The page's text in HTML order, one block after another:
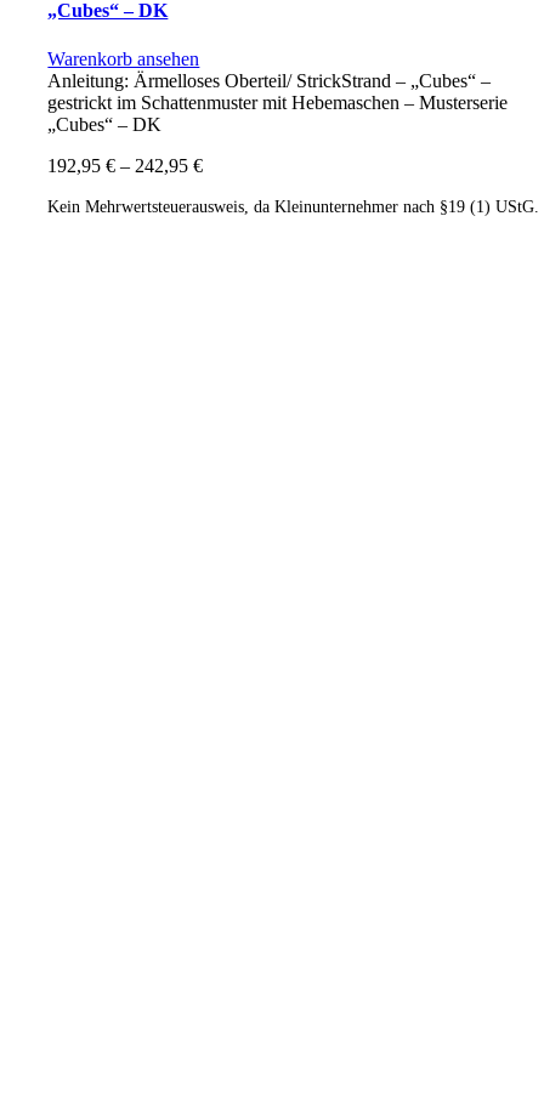
„Cubes“ – DK
Warenkorb ansehen
Anleitung: Ärmelloses Oberteil/ StrickStrand – „Cubes“ –
gestrickt im Schattenmuster mit Hebemaschen – Musterserie
„Cubes“ – DK
192,95€ – 242,95€
Kein Mehrwertsteuerausweis, da Kleinunternehmer nach §19 (1) UStG.